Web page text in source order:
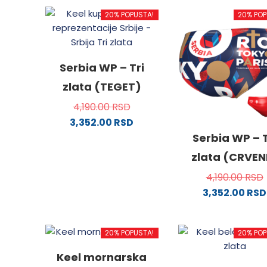
20% POPUSTA!
Serbia WP – Tri
zlata (TEGET)
4,190.00RSD
3,352.00 RSD
biti
izabrane
20%
Serbia WP –
zlata
4,190.00RSD
3,352.00 RSD
ima
više
varijanti.
20% POPUSTA!
Keel mornarska
20%